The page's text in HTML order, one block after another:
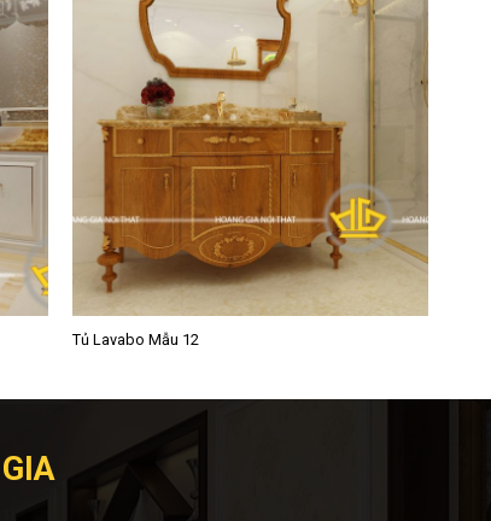
Tủ Lavabo Mẫu 12